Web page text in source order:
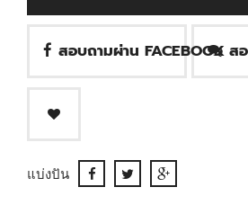
สอบถามผ่าน FACEBOOK ส
แบ่งปัน